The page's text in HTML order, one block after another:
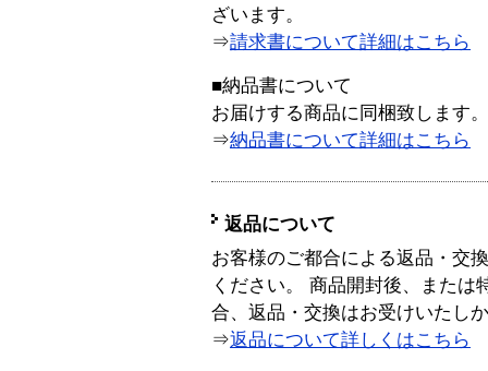
ざいます。
⇒請求書について詳細はこちら
■納品書について
お届けする商品に同梱致します。
⇒納品書について詳細はこちら
返品について
お客様のご都合による返品・交
ください。 商品開封後、または
合、返品・交換はお受けいたし
⇒返品について詳しくはこちら